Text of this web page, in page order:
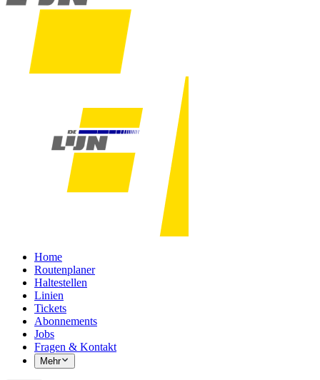
Home
Routenplaner
Haltestellen
Linien
Tickets
Abonnements
Jobs
Fragen & Kontakt
Mehr